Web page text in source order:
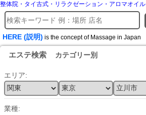
整体院・タイ古式・リラクゼーション・アロマオイル
HERE (説明) is the concept of Massage in Japan
エステ検索 カテゴリー別
エリア:
業種: